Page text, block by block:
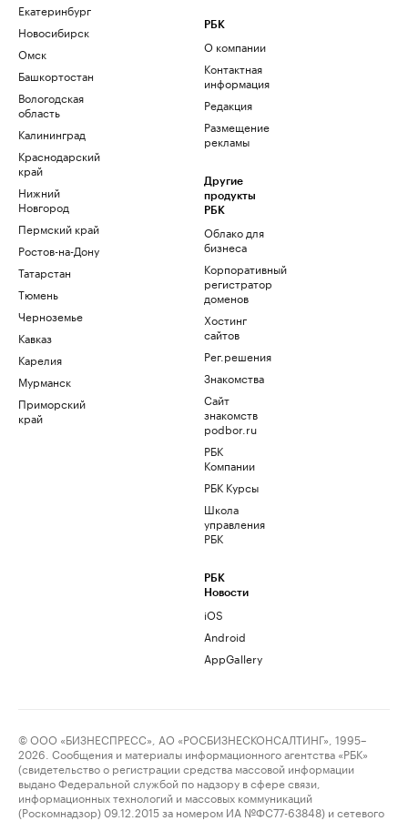
Екатеринбург
Новосибирск
Омск
Башкортостан
Вологодская
область
Калининград
Краснодарский
край
Нижний
Новгород
Пермский край
Ростов-на-Дону
Татарстан
Тюмень
Черноземье
Кавказ
Карелия
Мурманск
Приморский
край
РБК
О компании
Контактная
информация
Редакция
Размещение
рекламы
Другие
продукты
РБК
Облако для
бизнеса
Корпоративный
регистратор
доменов
Хостинг
сайтов
Рег.решения
Знакомства
Сайт
знакомств
podbor.ru
РБК
Компании
РБК Курсы
Школа
управления
РБК
РБК
Новости
iOS
Android
AppGallery
© ООО «БИЗНЕСПРЕСС», АО «РОСБИЗНЕСКОНСАЛТИНГ», 1995–
2026. Сообщения и материалы информационного агентства «РБК»
(свидетельство о регистрации средства массовой информации
выдано Федеральной службой по надзору в сфере связи,
информационных технологий и массовых коммуникаций
(Роскомнадзор) 09.12.2015 за номером ИА №ФС77-63848) и сетевого